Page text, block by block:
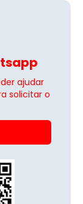
ajudar
solicitar o